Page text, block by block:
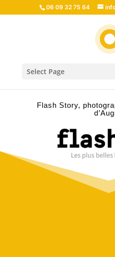
06 09 32 75 64
Select Page
Flash Story,